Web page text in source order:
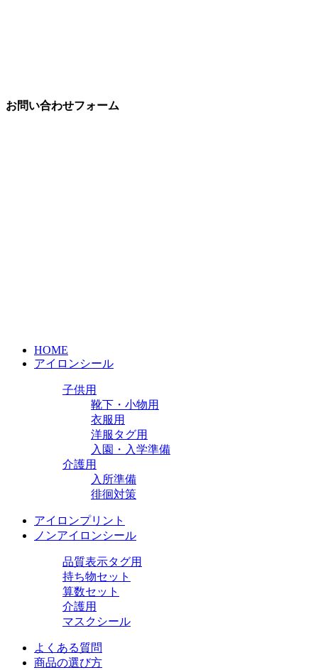
お問い合わせフォーム
HOME
アイロンシール
子供用
靴下・小物用
衣服用
洋服タグ用
入園・入学準備
介護用
入所準備
徘徊対策
アイロンプリント
ノンアイロンシール
品質表示タグ用
持ち物セット
算数セット
介護用
マスクシール
よくある質問
商品の選び方